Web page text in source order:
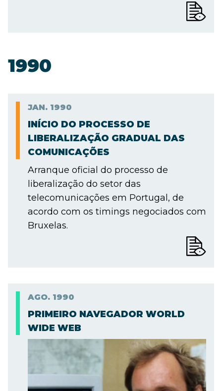
1990
JAN. 1990
INÍCIO DO PROCESSO DE
LIBERALIZAÇÃO GRADUAL DAS
COMUNICAÇÕES
Arranque oficial do processo de
liberalização do setor das
telecomunicações em Portugal, de
acordo com os timings negociados com
Bruxelas.
AGO. 1990
PRIMEIRO NAVEGADOR WORLD
WIDE WEB